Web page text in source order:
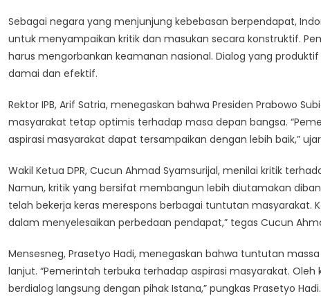
Sebagai negara yang menjunjung kebebasan berpendapat,
untuk menyampaikan kritik dan masukan secara konstruktif.
harus mengorbankan keamanan nasional. Dialog yang
damai dan efektif.
Rektor IPB, Arif Satria, menegaskan bahwa Presiden Prabowo
masyarakat tetap optimis terhadap masa depan bangsa.
aspirasi masyarakat dapat tersampaikan dengan lebih baik,”
Wakil Ketua DPR, Cucun Ahmad Syamsurijal, menilai kritik
Namun, kritik yang bersifat membangun lebih diutamakan
telah bekerja keras merespons berbagai tuntutan
dalam menyelesaikan perbedaan pendapat,” tegas Cucun
Mensesneg, Prasetyo Hadi, menegaskan bahwa tuntutan
lanjut. “Pemerintah terbuka terhadap aspirasi masyarakat.
berdialog langsung dengan pihak Istana,” pungkas Prasetyo Hadi.